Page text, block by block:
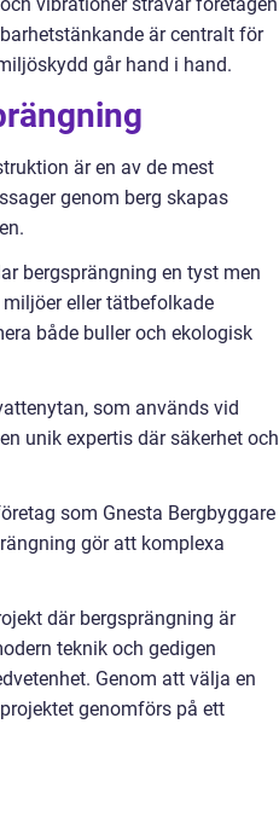
vibrationer strävar företagen
är centralt för
går hand i hand.
är en av de mest
genom berg skapas
bergsprängning en tyst men
eller tätbefolkade
både buller och ekologisk
som används vid
unik expertis där säkerhet och
som Gnesta Bergbyggare
gör att komplexa
där bergsprängning är
teknik och gedigen
Genom att välja en
genomförs på ett